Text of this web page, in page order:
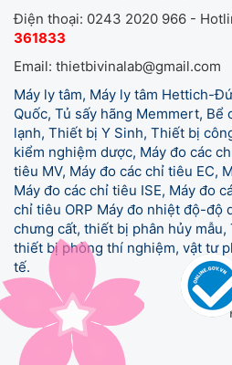
Điện thoại: 0243 2020 966 -
361833
Email: thietbivinalab@gmail.com
Máy ly tâm, Máy ly tâm Hettich-
Quốc, Tủ sấy hãng Memmert, Bể
lạnh, Thiết bị Y Sinh, Thiết bị
kiểm nghiệm dược, Máy đo các
tiêu MV, Máy đo các chỉ tiêu EC,
Máy đo các chỉ tiêu ISE, Máy đo
chỉ tiêu ORP Máy đo nhiệt độ-độ
chưng cất, thiết bị phân hủy mẫu,
thiết bị phòng thí nghiệm, vật tư
tế.